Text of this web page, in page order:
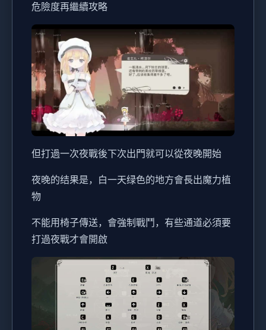
危險度再繼續攻略
但打過一次夜戰後下次出門就可以從夜晚開始
夜晚的结果是，白一天绿色的地方會長出魔力植
物
不能用椅子傳送，會強制戰鬥，有些通道必須要
打過夜戰才會開啟